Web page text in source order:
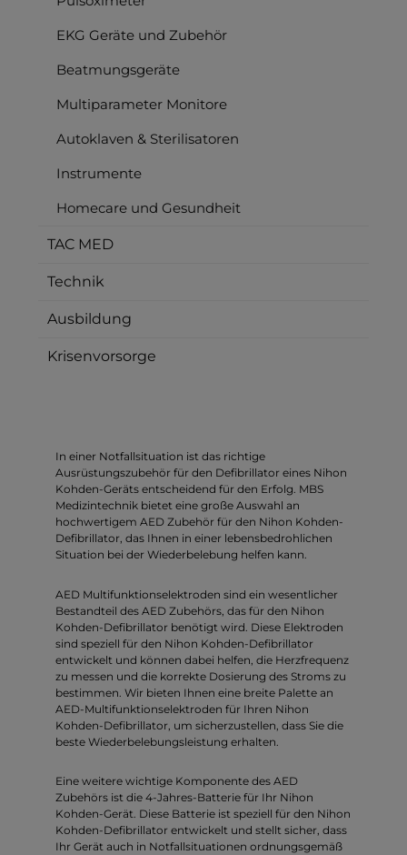
EKG Geräte und Zubehör
Beatmungsgeräte
Multiparameter Monitore
Autoklaven & Sterilisatoren
Instrumente
Homecare und Gesundheit
TAC MED
Technik
Ausbildung
Krisenvorsorge
In einer Notfallsituation ist das richtige
Ausrüstungszubehör für den Defibrillator eines Nihon
Kohden-Geräts entscheidend für den Erfolg. MBS
Medizintechnik bietet eine große Auswahl an
hochwertigem AED Zubehör für den Nihon Kohden-
Defibrillator, das Ihnen in einer lebensbedrohlichen
Situation bei der Wiederbelebung helfen kann.
AED Multifunktionselektroden sind ein wesentlicher
Bestandteil des AED Zubehörs, das für den Nihon
Kohden-Defibrillator benötigt wird. Diese Elektroden
sind speziell für den Nihon Kohden-Defibrillator
entwickelt und können dabei helfen, die Herzfrequenz
zu messen und die korrekte Dosierung des Stroms zu
bestimmen. Wir bieten Ihnen eine breite Palette an
AED-Multifunktionselektroden für Ihren Nihon
Kohden-Defibrillator, um sicherzustellen, dass Sie die
beste Wiederbelebungsleistung erhalten.
Eine weitere wichtige Komponente des AED
Zubehörs ist die 4-Jahres-Batterie für Ihr Nihon
Kohden-Gerät. Diese Batterie ist speziell für den Nihon
Kohden-Defibrillator entwickelt und stellt sicher, dass
Ihr Gerät auch in Notfallsituationen ordnungsgemäß